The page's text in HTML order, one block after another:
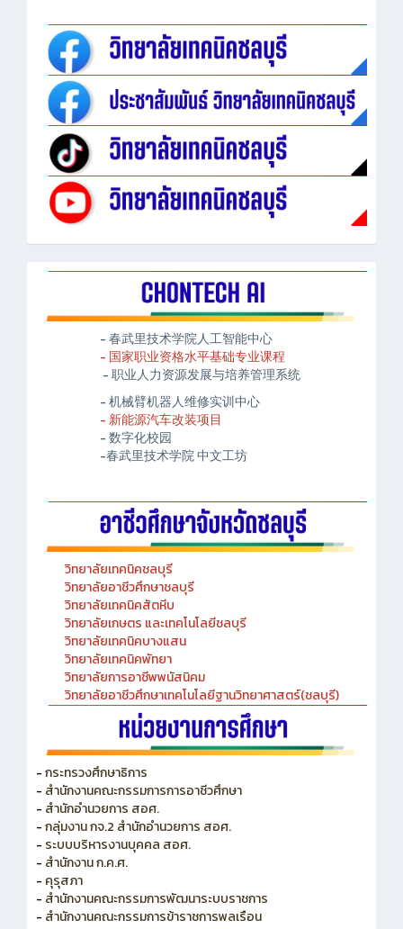
- 春武里技术学院人工智能中心
- 国家职业资格水平基础专业课程
- 职业人力资源发展与培养管理系统
- 机械臂机器人维修实训中心
- 新能源汽车改装项目
- 数字化校园
วิทยาลัยเทคนิคชลบุรี
วิทยาลัยอาชีวศึกษาชลบุรี
วิทยาลัยเทคนิคสัตหีบ
วิทยาลัยเกษตร และเทคโนโลยีชลบุรี
วิทยาลัยเทคนิคบางแสน
วิทยาลัยเทคนิคพัทยา
วิทยาลัยการอาชีพพนัสนิคม
วิทยาลัยอาชีวศึกษาเทคโนโลยีฐานวิทยาศาสตร์(ชลบุรี)
- กระทรวงศึกษาธิการ
- สำนักงานคณะกรรมการการอาชีวศึกษา
- สำนักอำนวยการ สอศ.
- กลุ่มงาน กจ.2 สำนักอำนวยการ สอศ.
- ระบบบริหารงานบุคคล สอศ.
- สำนักงาน ก.ค.ศ.
- คุรุสภา
- สำนักงานคณะกรรมการพัฒนาระบบราชการ